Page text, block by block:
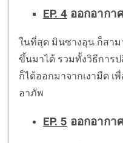
EP. 4 ออกอากา
ในที่สุด มินซางอุน ก็สาม
ขึ้นมาได้ รวมทั้งวิธีการ
ก็ได้ออกมาจากเงามืด
อาภัพ
EP. 5 ออกอากา